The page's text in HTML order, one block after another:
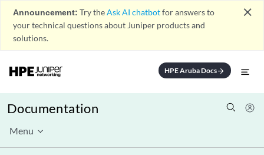
Announcement: Try theAsk AI chatbotfor answers to
your technical questions about Juniper products and
solutions.
close
HPE Aruba Docsarrow_forward
Documentation
Menu